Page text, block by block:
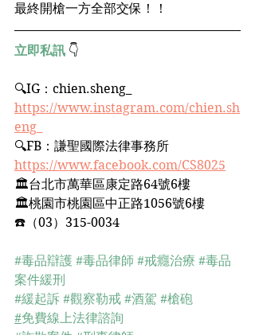
最終開槍一方全部交保！！
立即私訊 👇
🔍IG：chien.sheng_﻿
https://www.instagram.com/chien.sh
eng_
🔍FB：謙聖國際法律事務所﻿
https://www.facebook.com/CS8025
🏛台北市萬華區康定路64號6樓﻿
🏛桃園市桃園區中正路1056號6樓﻿
☎️（03）315-0034﻿
#毒品辯護 #毒品律師 #戒癮治療 #毒品
案件緩刑
#緩起訴 #觀察勒戒 #酒駕 #槍砲
#免費線上法律諮詢